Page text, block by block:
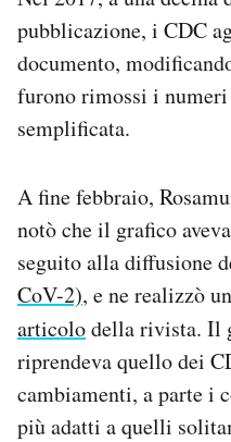
pubblicazione, i CDC
documento,
furono rimossi i
semplificata.
A fine febbraio,
notò che il grafico
seguito alla diffusione
CoV-2), e ne realizzò
articolodella rivista. Il
riprendeva quello dei
cambiamenti, a parte i
più adatti a quelli